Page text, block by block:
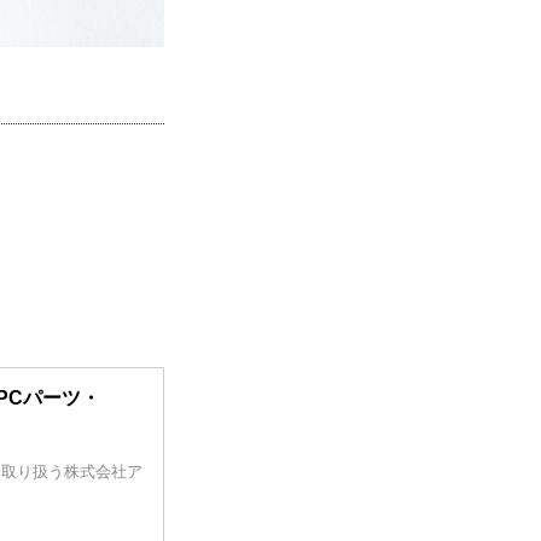
パーツ・
り扱う株式会社ア